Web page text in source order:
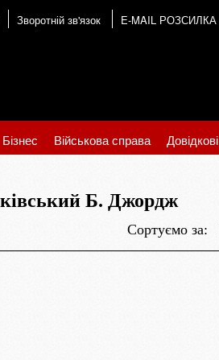
Зворотній зв'язок E-MAIL РОЗСИЛКА
Бізнес Військова справа Довідкові
Б. Джордж
Сортуємо за: